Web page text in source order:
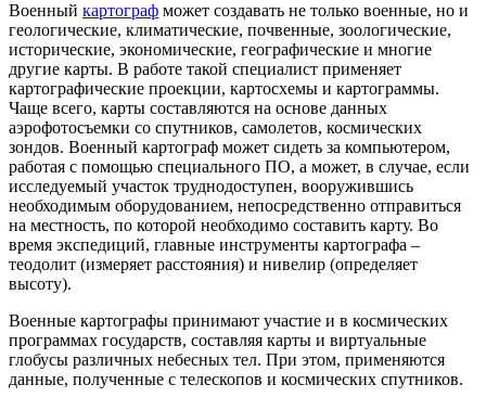
Военный картограф может создавать не только военные, но и
геологические, климатические, почвенные, зоологические,
исторические, экономические, географические и многие
другие карты. В работе такой специалист применяет
картографические проекции, картосхемы и картограммы.
Чаще всего, карты составляются на основе данных
аэрофотосъемки со спутников, самолетов, космических
зондов. Военный картограф может сидеть за компьютером,
работая с помощью специального ПО, а может, в случае, если
исследуемый участок труднодоступен, вооружившись
необходимым оборудованием, непосредственно отправиться
на местность, по которой необходимо составить карту. Во
время экспедиций, главные инструменты картографа –
теодолит (измеряет расстояния) и нивелир (определяет
высоту).
Военные картографы принимают участие и в космических
программах государств, составляя карты и виртуальные
глобусы различных небесных тел. При этом, применяются
данные, полученные с телескопов и космических спутников.